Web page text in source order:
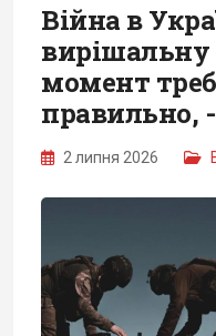
Війна в
вирішальну
момент
правильно, -
2 липня 2026